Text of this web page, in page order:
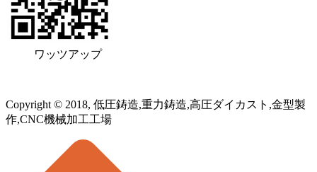
ワッツアップ
Copyright © 2018, 低圧鋳造,重力鋳造,高圧ダイカスト,金型製
作,CNC機械加工工場